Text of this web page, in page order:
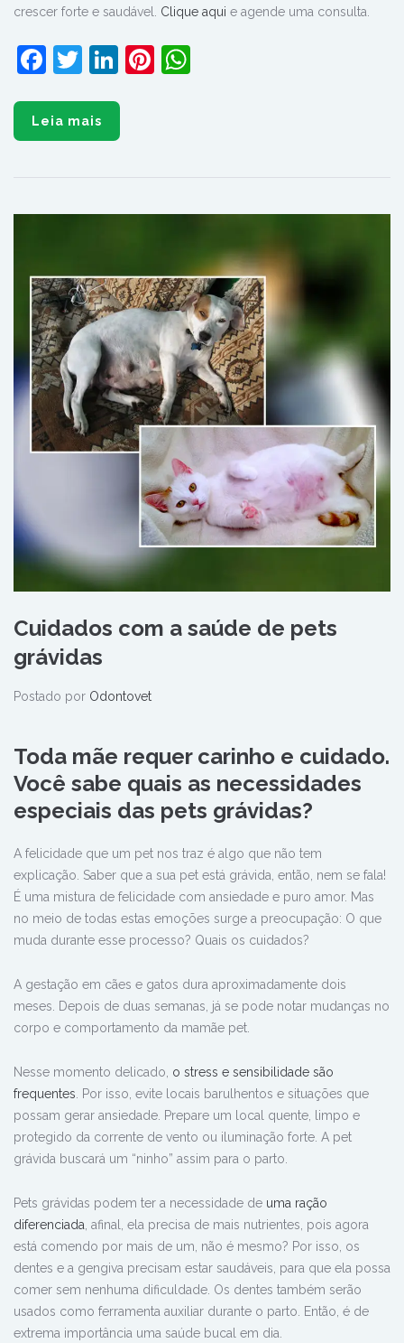
crescer forte e saudável. Clique aqui e agende uma consulta.
Facebook
Twitter
LinkedIn
Pinterest
Leia mais
Cuidados com a saúde de pets
grávidas
Postado por Odontovet
Toda mãe requer carinho e cuidado.
Você sabe quais as necessidades
especiais das pets grávidas?
A felicidade que um pet nos traz é algo que não tem
explicação. Saber que a sua pet está grávida, então, nem se fala!
É uma mistura de felicidade com ansiedade e puro amor. Mas
no meio de todas estas emoções surge a preocupação: O que
muda durante esse processo? Quais os cuidados?
A gestação em cães e gatos dura aproximadamente dois
meses. Depois de duas semanas, já se pode notar mudanças no
corpo e comportamento da mamãe pet.
Nesse momento delicado, o stress e sensibilidade são
frequentes . Por isso, evite locais barulhentos e situações que
possam gerar ansiedade. Prepare um local quente, limpo e
protegido da corrente de vento ou iluminação forte. A pet
grávida buscará um “ninho” assim para o parto.
Pets grávidas podem ter a necessidade de uma ração
diferenciada , afinal, ela precisa de mais nutrientes, pois agora
está comendo por mais de um, não é mesmo? Por isso, os
dentes e a gengiva precisam estar saudáveis, para que ela possa
comer sem nenhuma dificuldade. Os dentes também serão
usados como ferramenta auxiliar durante o parto. Então, é de
extrema importância uma saúde bucal em dia.